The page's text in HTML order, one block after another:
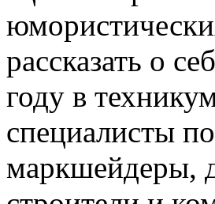
рассказать о
году в
специалисты
маркшейдеры,